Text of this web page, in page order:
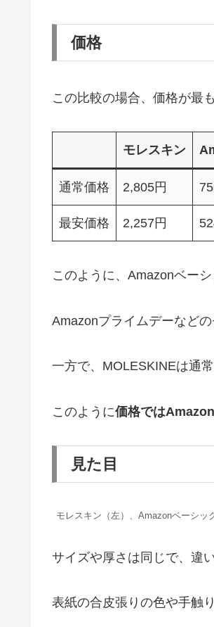
価格
この比較の場合、価格が最
モレスキン
通常価格 2,805円
最安価格 2,257円
このように、Amazonベー
Amazonプライムデーなど
一方で、MOLESKINEは通
このように価格では
見た目
モレスキン（左）、Amazonベーシッ
サイズや厚さは同じで、違
表紙の合皮張りの色や手触